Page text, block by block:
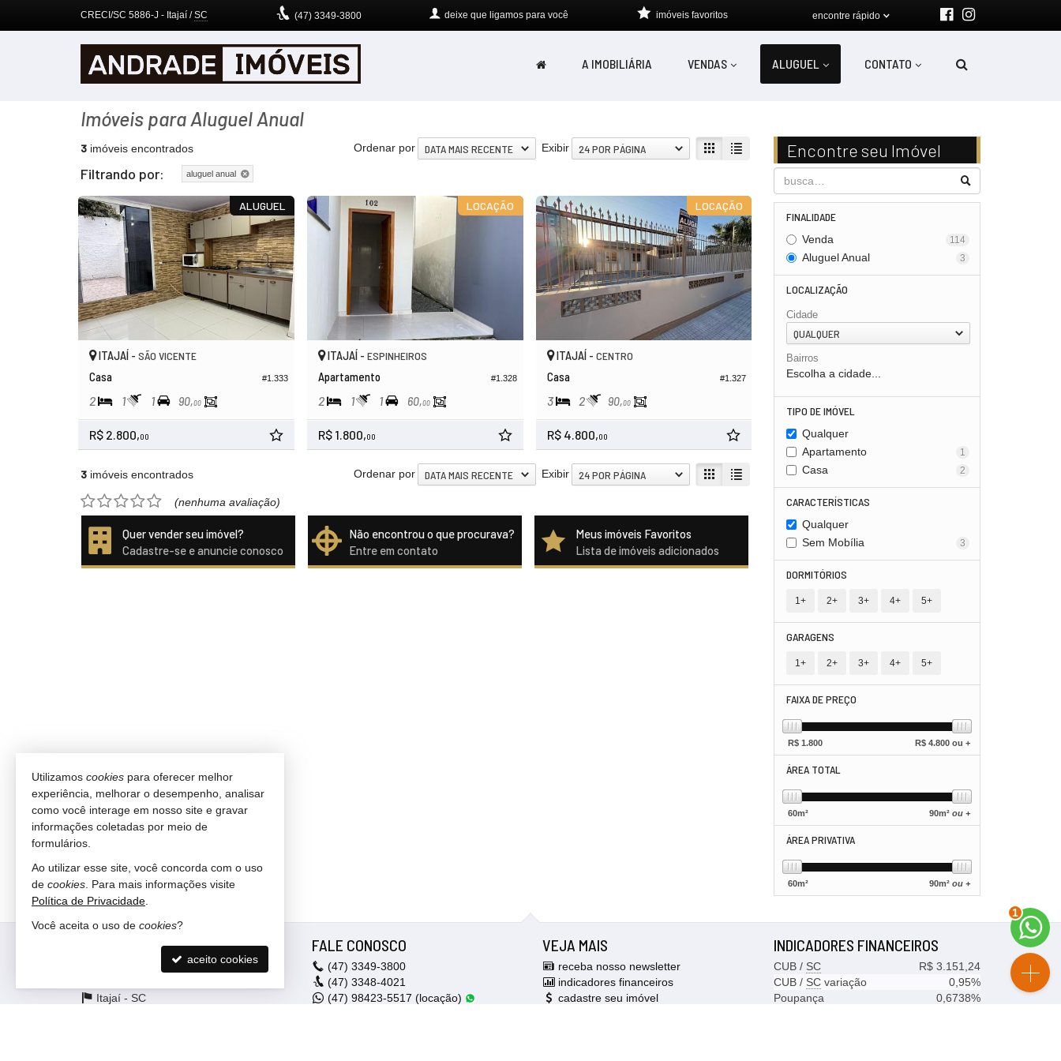
CRECI/SC 5886-J - Itajaí /SC (47) 3349-3800 deixe que ligamos para você encontre rápido
imóveis favoritos
A IMOBILIÁRIA VENDAS ALUGUEL CONTATO
Imóveis para Aluguel Anual
Encontre seu Imóvel
FINALIDADE
Venda 114
Aluguel Anual 3
LOCALIZAÇÃO
Cidade
QUALQUER
Bairros
Escolha a cidade...
TIPO DE IMÓVEL
Qualquer
Apartamento
1
Casa 2
CARACTERÍSTICAS
Qualquer
Sem Mobília
3
DORMITÓRIOS
1+ 2+ 3+ 4+ 5+
GARAGENS
1+ 2+ 3+ 4+ 5+
FAIXA DE PREÇO
R$ 1.800 R$4.800 ou +
ÁREA TOTAL
60m² 90m²ou +
ÁREA PRIVATIVA
60m² 90m²ou +
3 imóveis encontrados Exibir 24 POR PÁGINA
Ordenar por DATA MAIS RECENTE
Filtrando por: aluguel anual
ALUGUEL
#1.333
ITAJAÍ - SÃO VICENTE
Casa
2 1 1 90,00
R$ 2.800,00
LOCAÇÃO
#1.328
ITAJAÍ - ESPINHEIROS
Apartamento
2 1 1 60,00
R$ 1.800,00
LOCAÇÃO
#1.327
ITAJAÍ - CENTRO
Casa
3 2 90,00
R$ 4.800,00
3 imóveis encontrados Exibir 24 POR PÁGINA
Ordenar por DATA MAIS RECENTE
(nenhuma avaliação)
Quer vender seu imóvel?
Cadastre-se e anuncie conosco
Não encontrou o que procurava?
Entre em contato
Meus imóveis Favoritos
Lista de imóveis adicionados
ANDRADE IMÓVEIS
Rua Heitor Liberato, nº 1722
Itajaí - SC
FALE CONOSCO
(47) 3349-3800
(47) 3348-4021
(47) 98423-5517 (locação)
VEJA MAIS
receba nosso newsletter
indicadores financeiros
cadastre seu imóvel
INDICADORES FINANCEIROS
CUB / SC
R$ 3.151,24
CUB / SCvariação
0,95%
Poupança
0,6738%
1
Utilizamos cookies para oferecer melhor
experiência, melhorar o desempenho, analisar
como você interage em nosso site e gravar
informações coletadas por meio de
formulários.
Ao utilizar esse site, você concorda com o uso
de cookies . Para mais informações visite
Política de Privacidade
Você aceita o uso de cookies?
aceito cookies